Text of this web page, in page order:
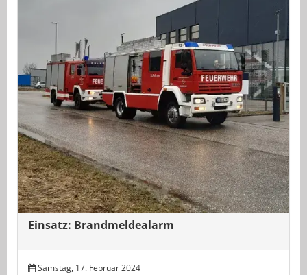
Einsatz: Brandmeldealarm
Samstag, 17. Februar 2024